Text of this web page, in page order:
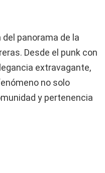
panorama de la
Desde el punk con
extravagante,
no solo
y pertenencia